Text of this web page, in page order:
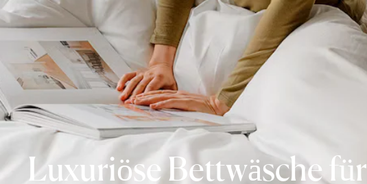
Luxuriöse Bettwäsche für